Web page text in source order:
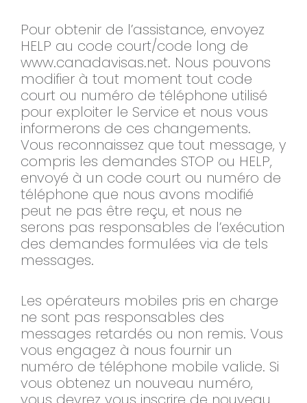
Pour obtenir de l’assistance, envoyez
HELP au code court/code long de
www.canadavisas.net. Nous pouvons
modifier à tout moment tout code
court ou numéro de téléphone utilisé
pour exploiter le Service et nous vous
informerons de ces changements.
Vous reconnaissez que tout message, y
compris les demandes STOP ou HELP,
envoyé à un code court ou numéro de
téléphone que nous avons modifié
peut ne pas être reçu, et nous ne
serons pas responsables de l’exécution
des demandes formulées via de tels
messages.
Les opérateurs mobiles pris en charge
ne sont pas responsables des
messages retardés ou non remis. Vous
vous engagez à nous fournir un
numéro de téléphone mobile valide. Si
vous obtenez un nouveau numéro,